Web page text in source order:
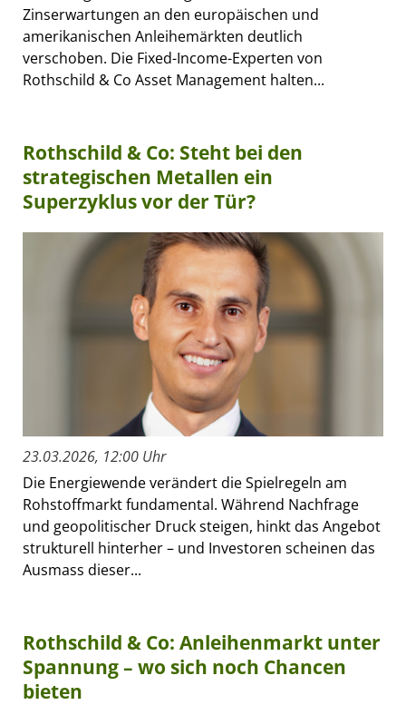
Zinserwartungen an den europäischen und
amerikanischen Anleihemärkten deutlich
verschoben. Die Fixed-Income-Experten von
Rothschild & Co Asset Management halten...
Rothschild & Co: Steht bei den
strategischen Metallen ein
Superzyklus vor der Tür?
23.03.2026, 12:00 Uhr
Die Energiewende verändert die Spielregeln am
Rohstoffmarkt fundamental. Während Nachfrage
und geopolitischer Druck steigen, hinkt das Angebot
strukturell hinterher – und Investoren scheinen das
Ausmass dieser...
Rothschild & Co: Anleihenmarkt unter
Spannung – wo sich noch Chancen
bieten